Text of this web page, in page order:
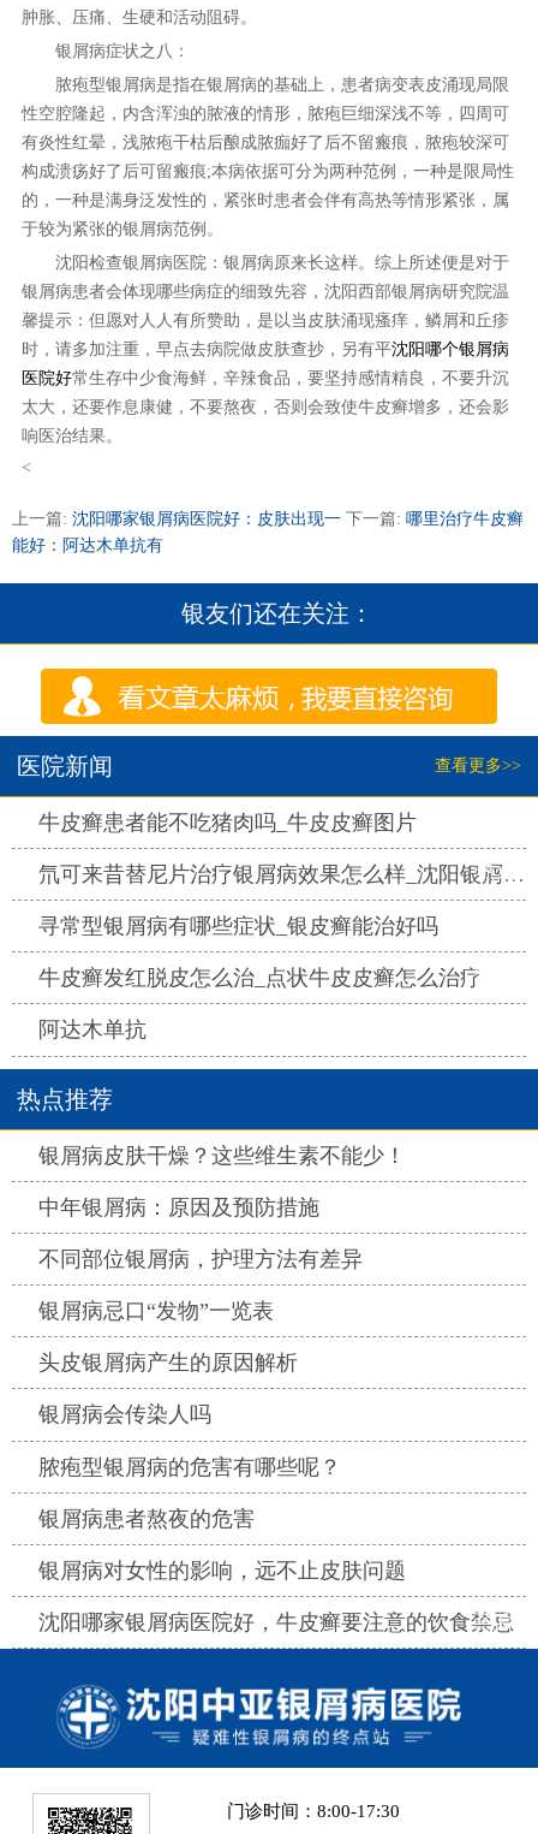
肿胀、压痛、生硬和活动阻碍。
银屑病症状之八：
脓疱型银屑病是指在银屑病的基础上，患者病变表皮涌现局限
性空腔隆起，内含浑浊的脓液的情形，脓疱巨细深浅不等，四周可
有炎性红晕，浅脓疱干枯后酿成脓痂好了后不留瘢痕，脓疱较深可
构成溃疡好了后可留瘢痕;本病依据可分为两种范例，一种是限局性
的，一种是满身泛发性的，紧张时患者会伴有高热等情形紧张，属
于较为紧张的银屑病范例。
沈阳检查银屑病医院：银屑病原来长这样。综上所述便是对于
银屑病患者会体现哪些病症的细致先容，沈阳西部银屑病研究院温
馨提示：但愿对人人有所赞助，是以当皮肤涌现瘙痒，鳞屑和丘疹
时，请多加注重，早点去病院做皮肤查抄，另有平沈阳哪个银屑病
医院好常生存中少食海鲜，辛辣食品，要坚持感情精良，不要升沉
太大，还要作息康健，不要熬夜，否则会致使牛皮癣增多，还会影
响医治结果。
<
上一篇: 沈阳哪家银屑病医院好：皮肤出现一 下一篇: 哪里治疗牛皮癣
能好：阿达木单抗有
银友们还在关注：
医院新闻 查看更多>>
牛皮癣患者能不吃猪肉吗_牛皮皮癣图片
氘可来昔替尼片治疗银屑病效果怎么样_沈阳银屑病医院哪家好
热点
寻常型银屑病有哪些症状_银皮癣能治好吗
牛皮癣发红脱皮怎么治_点状牛皮皮癣怎么治疗热点
阿达木单抗
热点推荐
银屑病皮肤干燥？这些维生素不能少！
中年银屑病：原因及预防措施
不同部位银屑病，护理方法有差异
银屑病忌口“发物”一览表
头皮银屑病产生的原因解析
银屑病会传染人吗
脓疱型银屑病的危害有哪些呢？
银屑病患者熬夜的危害
银屑病对女性的影响，远不止皮肤问题
沈阳哪家银屑病医院好，牛皮癣要注意的饮食禁忌
热点
门诊时间：8:00-17:30